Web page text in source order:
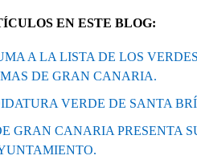
EN ESTE BLOG:
A LA LISTA DE LOS
DE GRAN CANARIA.
VERDE DE SANTA
GRAN CANARIA PRESENTA